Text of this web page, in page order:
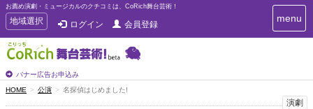
お薦め演劇・ミュージカルのクチコミは、CoRich舞台芸術！
T
o
g
g
e
n
a
地域選択 ログイン 会員登録
バナー広告お申込み
T
o
menu
HOME 公演 名探偵はじめました!
演劇